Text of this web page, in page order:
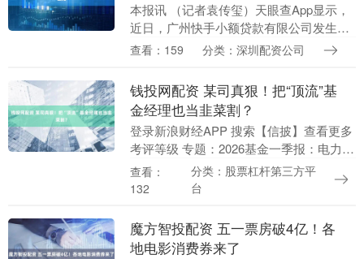
本报讯 （记者袁传玺）天眼查App显示，
近日，广州快手小额贷款有限公司发生工
商变更，注册资本由10亿元增至20亿元。
APP....
查看：159 分类：深圳配资公司
钱投网配资 某司真狠！把“顶流”基
金经理也当韭菜割？
登录新浪财经APP 搜索【信披】查看更多
考评等级 专题：2026基金一季报：电力、
AI应用成共识，资金大进大出“网红基”遇
冷！张坤、葛兰等最新布局出炉 来源：
查看：
132
分类：股票杠杆第三方平
台
魔方智投配资 五一票房破4亿！各
地电影消费券来了